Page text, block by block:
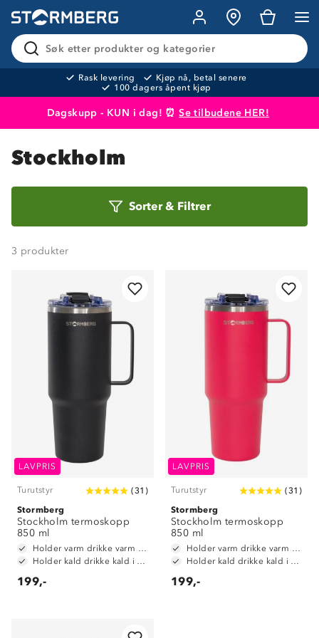
Søk etter produkter og kategorier
Rask levering
Kjøp nå, betal senere
100 dagers åpent kjøp
Dagskupp - KUN i dag! ⏰Se tilbudene HER!
Produktet er lagt i handlekurven
Stockholm
Sorter& Filtrer
3 produkter
LAVPRIS
Turutstyr (31 )
Stormberg
Stockholm termoskopp
850 ml
Holder varm drikke varm i opptil 6 timer
Holder kald drikke kald i opptil 12timer
199,-
LAVPRIS
Turutstyr (31 )
Stormberg
Stockholm termoskopp
850 ml
Holder varm drikke varm i opptil 6 timer
Holder kald drikke kald i opptil 12timer
199,-